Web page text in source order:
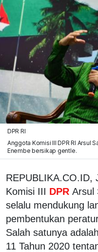
DPR RI
Anggota Komisi III DPR RI Arsul
Enembe bersikap gentle.
REPUBLIKA.CO.ID,
Komisi III DPR Arsul
selalu mendukung
pembentukan
Salah satunya
11 Tahun 2020